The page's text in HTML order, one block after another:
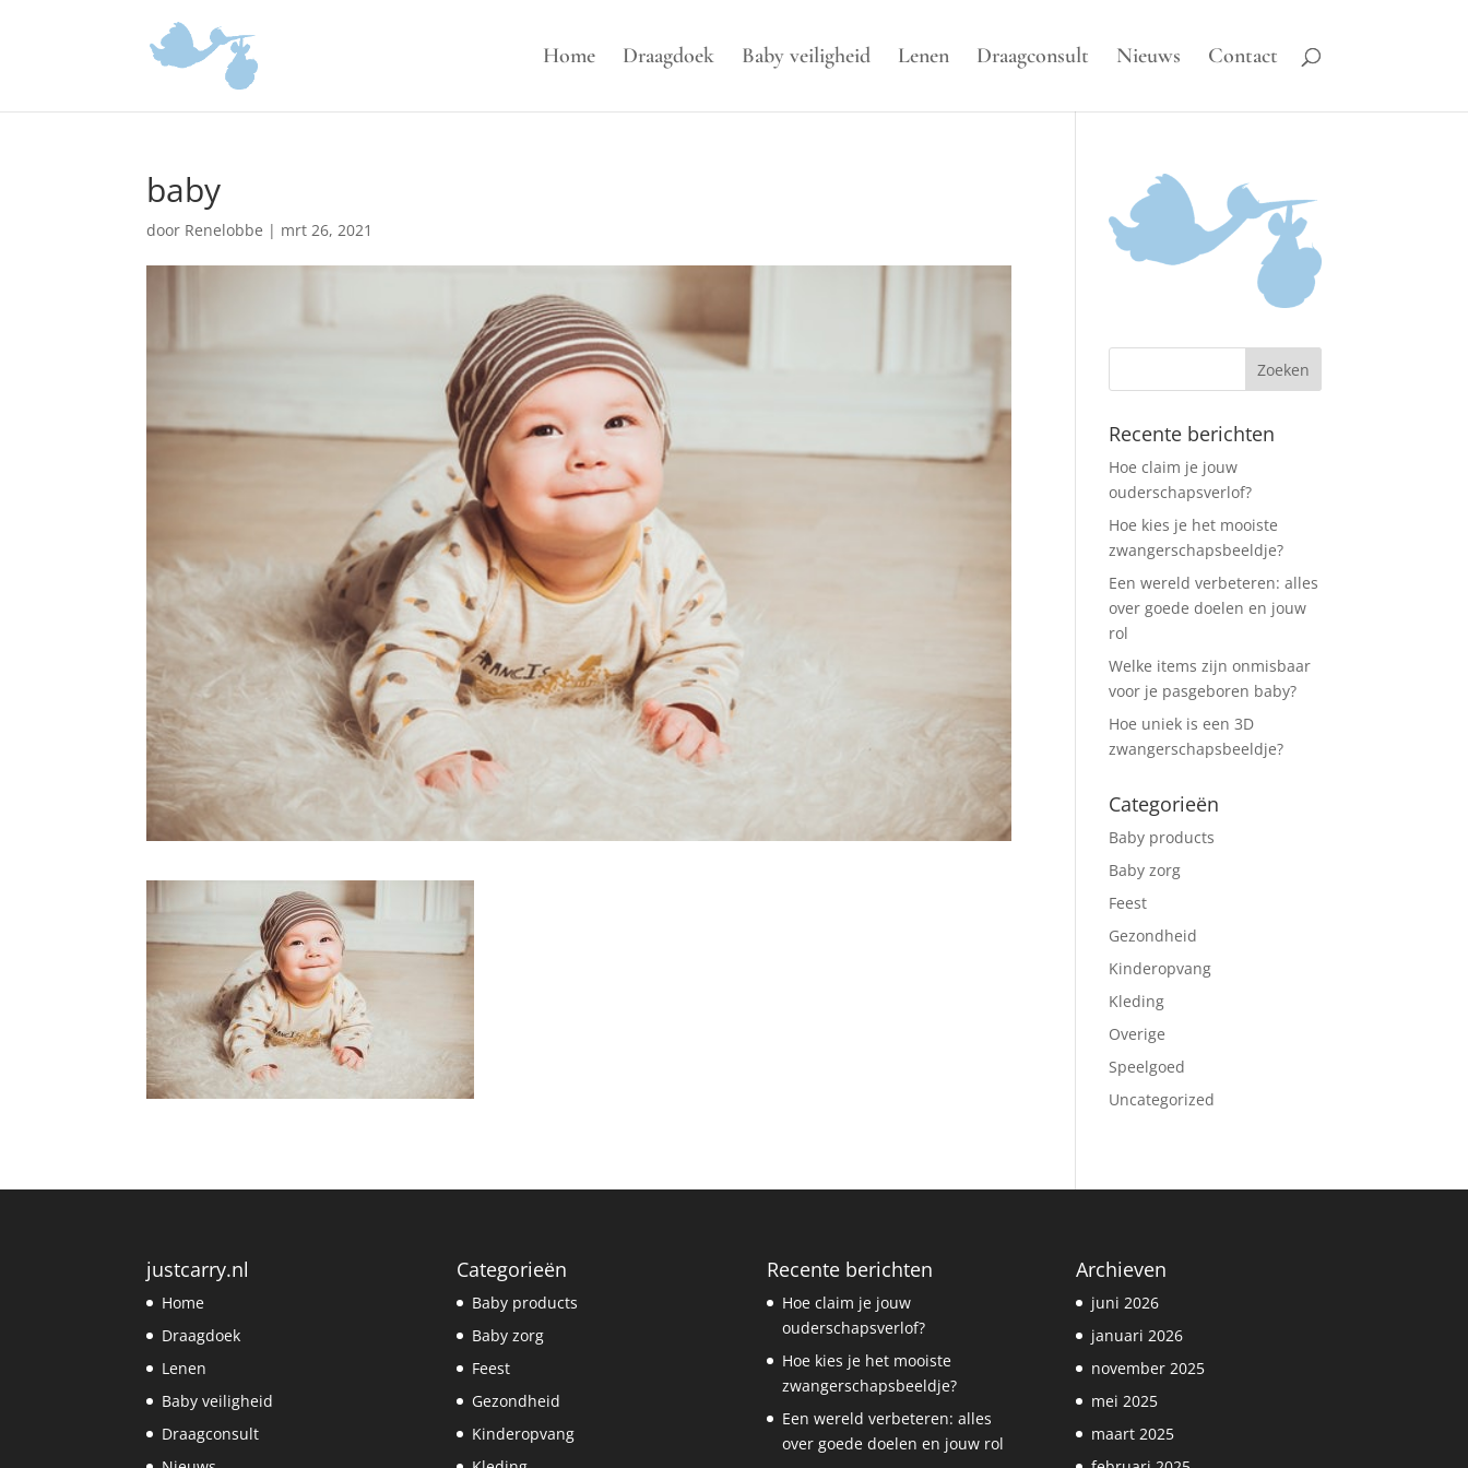
Home Draagdoek Baby veiligheid Lenen Draagconsult Nieuws Contact
baby
door Renelobbe | mrt 26, 2021
Recente berichten
Hoe claim je jouw
ouderschapsverlof?
Hoe kies je het mooiste
zwangerschapsbeeldje?
Een wereld verbeteren: alles
over goede doelen en jouw
rol
Welke items zijn onmisbaar
voor je pasgeboren baby?
Hoe uniek is een 3D
zwangerschapsbeeldje?
Categorieën
Baby products
Baby zorg
Feest
Gezondheid
Kinderopvang
Kleding
Overige
Speelgoed
Uncategorized
justcarry.nl
Home
Draagdoek
Lenen
Baby veiligheid
Draagconsult
Categorieën
Baby products
Baby zorg
Feest
Gezondheid
Kinderopvang
Recente berichten
Hoe claim je jouw
ouderschapsverlof?
Hoe kies je het mooiste
zwangerschapsbeeldje?
Een wereld verbeteren: alles
over goede doelen en jouw rol
Archieven
juni 2026
januari 2026
november 2025
mei 2025
maart 2025